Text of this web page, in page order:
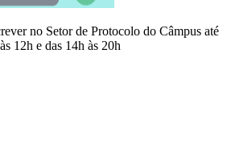
no Setor de Protocolo do Câmpus até
12h e das 14h às 20h